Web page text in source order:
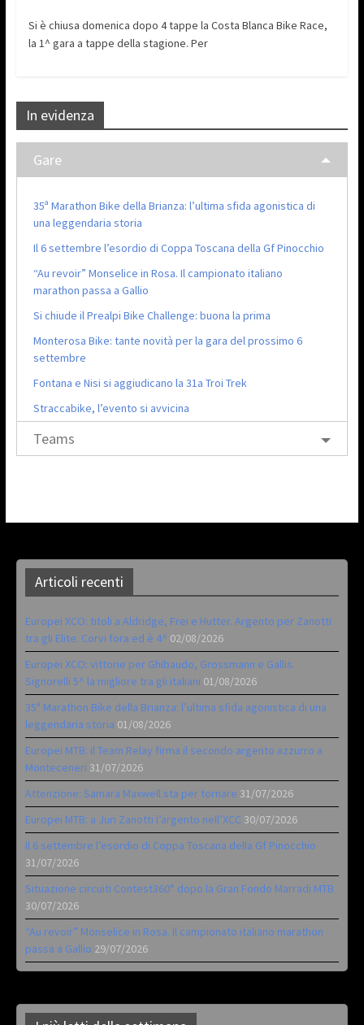
Si è chiusa domenica dopo 4 tappe la Costa Blanca Bike Race,
la 1^ gara a tappe della stagione. Per
In evidenza
Gare
35ª Marathon Bike della Brianza: l’ultima sfida agonistica di
una leggendaria storia
Il 6 settembre l’esordio di Coppa Toscana della Gf Pinocchio
“Au revoir” Monselice in Rosa. Il campionato italiano
marathon passa a Gallio
Si chiude il Prealpi Bike Challenge: buona la prima
Monterosa Bike: tante novità per la gara del prossimo 6
settembre
Fontana e Nisi si aggiudicano la 31a Troi Trek
Straccabike, l’evento si avvicina
Teams
Articoli recenti
Europei XCO: titoli a Aldridge, Frei e Hutter. Argento per Zanotti
tra gli Elite. Corvi fora ed è 4^ 02/08/2026
Europei XCO: vittorie per Ghibaudo, Grossmann e Gallis.
Signorelli 5^ la migliore tra gli italiani 01/08/2026
35ª Marathon Bike della Brianza: l’ultima sfida agonistica di una
leggendaria storia 01/08/2026
Europei MTB: il Team Relay firma il secondo argento azzurro a
Monteceneri 31/07/2026
Attenzione: Samara Maxwell sta per tornare 31/07/2026
Europei MTB: a Juri Zanotti l’argento nell’XCC 30/07/2026
Il 6 settembre l’esordio di Coppa Toscana della Gf Pinocchio
31/07/2026
Situazione circuiti Contest360° dopo la Gran Fondo Marradi MTB
30/07/2026
“Au revoir” Monselice in Rosa. Il campionato italiano marathon
passa a Gallio 29/07/2026